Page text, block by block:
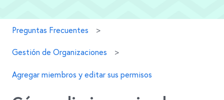
Preguntas Frecuentes
Gestión de Organizaciones
Agregar miembros y editar sus permisos